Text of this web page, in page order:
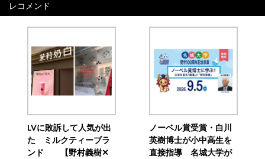
レコメンド
LVに敗訴して人気が出
た ミルクティーブラ
ンド 【野村義樹✕
ノーベル賞受賞・白川
英樹博士が小中高生を
直接指導 名城大学が